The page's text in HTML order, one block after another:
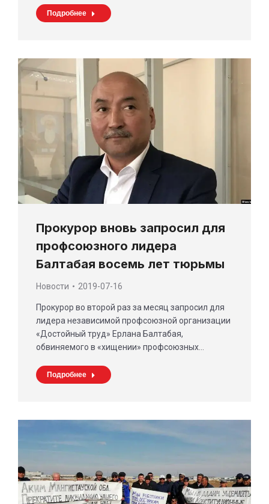
Подробнее
Прокурор вновь запросил для
профсоюзного лидера
Балтабая восемь лет тюрьмы
Новости 2019-07-16
Прокурор во второй раз за месяц запросил для
лидера независимой профсоюзной организации
«Достойный труд» Ерлана Балтабая,
обвиняемого в «хищении» профсоюзных…
Подробнее